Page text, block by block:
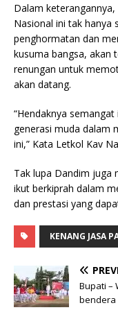
Dalam
Nasional ini tak hanya
penghormatan dan
kusuma bangsa, akan
renungan untuk
akan datang.
“Hendaknya
generasi muda dalam
ini,” Kata Letkol Kav
Tak lupa Dandim juga
ikut berkiprah dalam
dan prestasi yang
KENANG JASA
Bupati –
bendera